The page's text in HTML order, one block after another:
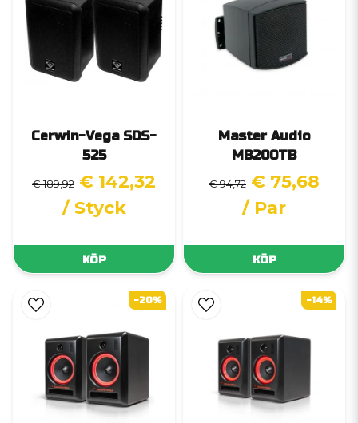
Cerwin-Vega SDS-
525
€ 189,92 € 142,32
/ Styck
KÖP
Master Audio
MB200TB
€ 94,72 € 75,68
/ Par
KÖP
-20% -14%